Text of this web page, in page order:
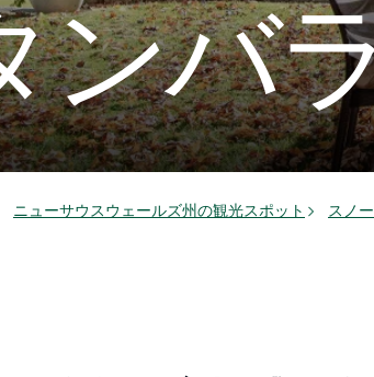
ンバ
ニューサウスウェールズ州の観光スポット スノ